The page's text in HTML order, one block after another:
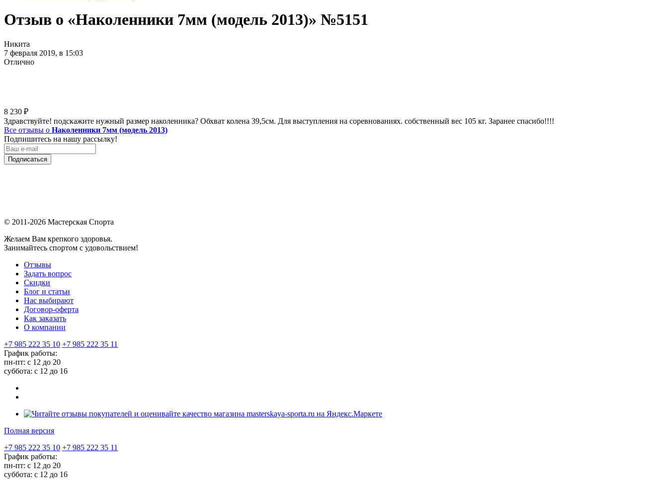
Отзыв о «Наколенники 7мм (модель 2013)» №5151
Никита
7 февраля 2019, в 15:03
Отлично
8 230 ₽
Здравствуйте! подскажите нужный размер наколенника? Обхват колена 39,5см. Для выступления на соревнованиях. собственный вес 105 кг. Заранее спасибо!!!!
Все отзывы о Наколенники 7мм (модель 2013)
Подпишитесь на нашу рассылку!
Подписаться
© 2011-2026 Мастерская Спорта
Желаем Вам крепкого здоровья.
Занимайтесь спортом с удовольствием!
Отзывы
Задать вопрос
Скидки
Блог и статьи
Нас выбирают
Договор-оферта
Как заказать
О компании
+7 985 222 35 10 +7 985 222 35 11
График работы:
пн-пт: с 12 до 20
суббота: c 12 до 16
Полная версия
+7 985 222 35 10 +7 985 222 35 11
График работы:
пн-пт: с 12 до 20
суббота: c 12 до 16